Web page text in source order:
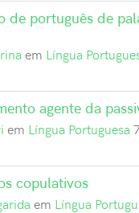
de português de
em Língua
agente da
em Língua Portuguesa
copulativos
em Língua